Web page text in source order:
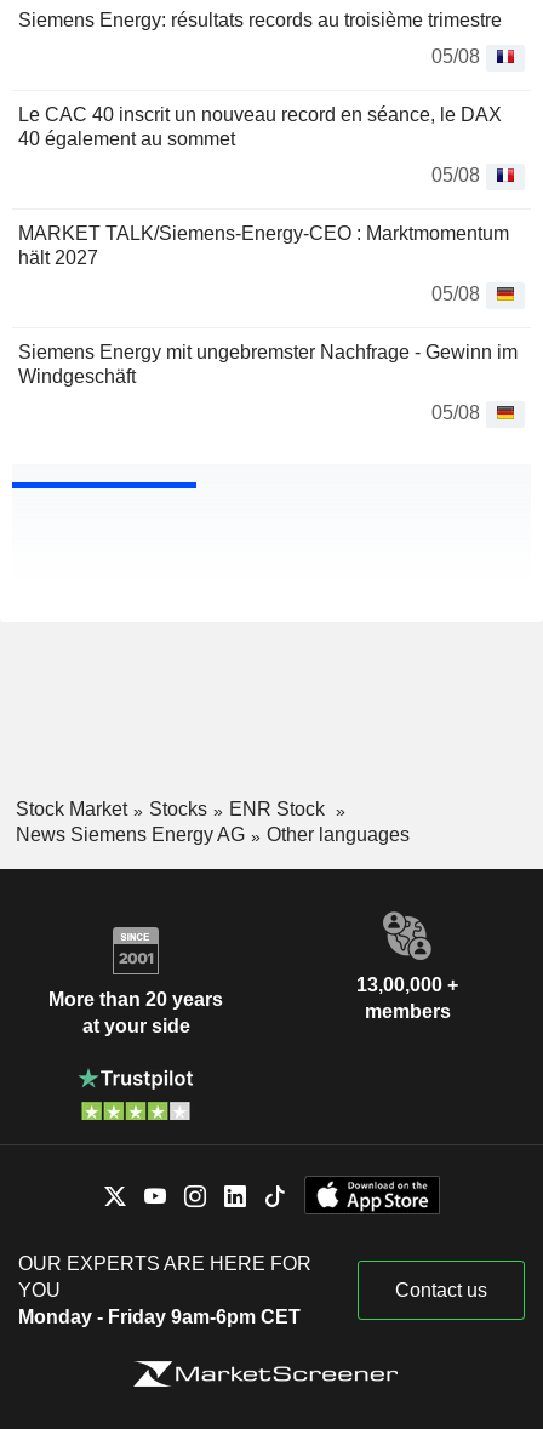
Siemens Energy: résultats records au troisième trimestre
05/08
Le CAC 40 inscrit un nouveau record en séance, le DAX
40 également au sommet
05/08
MARKET TALK/Siemens-Energy-CEO : Marktmomentum
hält 2027
05/08
Siemens Energy mit ungebremster Nachfrage - Gewinn im
Windgeschäft
05/08
Stock Market Stocks
ENR Stock
News Siemens Energy AG
Other languages
More than 20 years
at your side
13,00,000 +
members
OUR EXPERTS ARE HERE FOR
YOU
Monday - Friday 9am-6pm CET
Contact us